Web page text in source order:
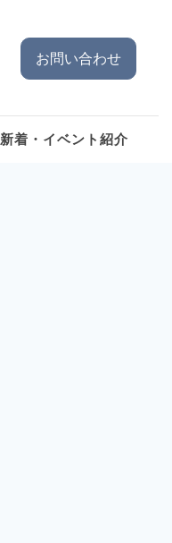
お問い合わせ
新着・イベント紹介